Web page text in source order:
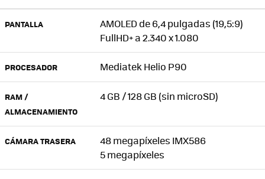
PANTALLA
AMOLED de 6,4 pulgadas (19,5:9)
FullHD+ a 2.340 x 1.080
PROCESADOR Mediatek Helio P90
RAM /
ALMACENAMIENTO
4 GB / 128 GB (sin microSD)
CÁMARA TRASERA
48 megapíxeles IMX586
5 megapíxeles